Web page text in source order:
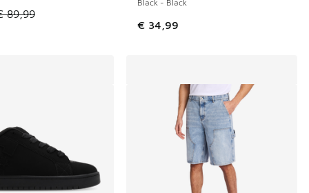
€ 89,99 à € 60,00
est en promotion. Prix en baisse de € 89,99 à € 50,00
89,99
Black - Black
€ 34,99